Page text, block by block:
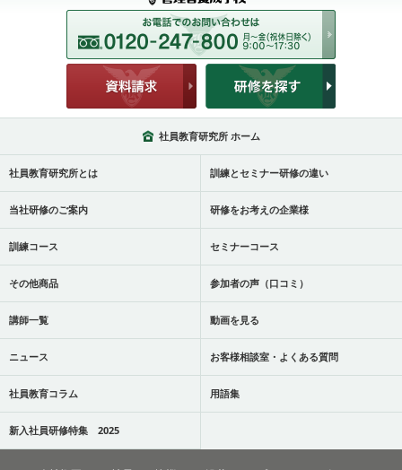
社員教育研究所 ホーム
社員教育研究所とは 訓練とセミナー研修の違い
当社研修のご案内 研修をお考えの企業様
訓練コース セミナーコース
その他商品 参加者の声（口コミ）
講師一覧 動画を見る
ニュース お客様相談室・よくある質問
社員教育コラム 用語集
新入社員研修特集 2025